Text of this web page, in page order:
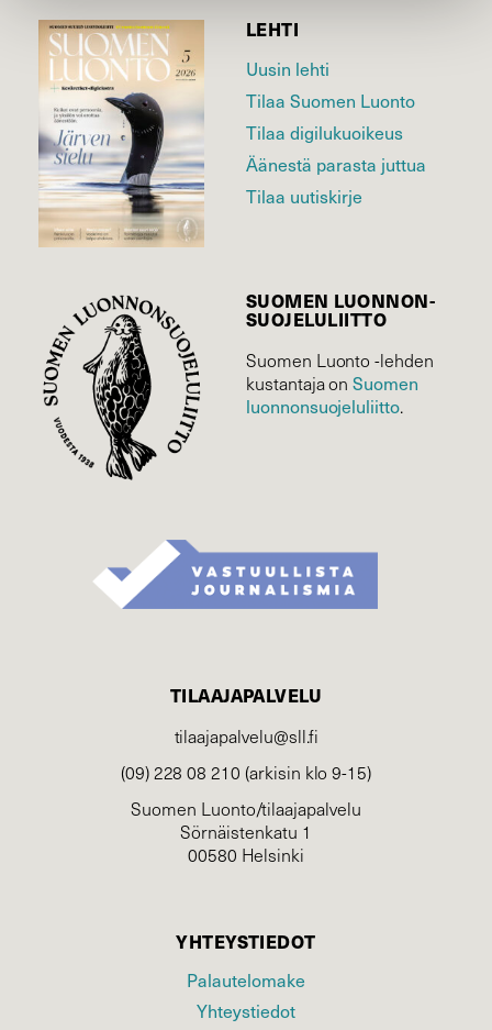
LEHTI
Uusin lehti
Tilaa Suomen Luonto
Tilaa digilukuoikeus
Äänestä parasta juttua
Tilaa uutiskirje
SUOMEN LUONNON­
SUOJELU­LIITTO
Suomen Luonto -lehden
kustantaja onSuomen
luonnonsuojelu­liitto.
TILAAJAPALVELU
tilaajapalvelu@sll.fi
(09) 228 08 210 (arkisin klo 9-15)
Suomen Luonto/tilaajapalvelu
Sörnäistenkatu 1
00580 Helsinki
YHTEYSTIEDOT
Palautelomake
Yhteystiedot